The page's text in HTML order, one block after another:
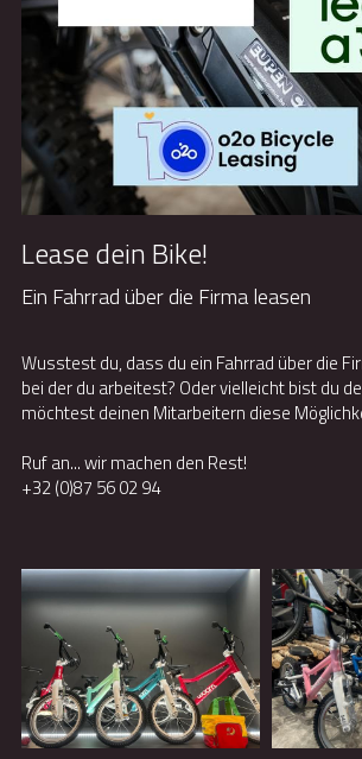
Lease dein Bike!
Ein Fahrrad über die Firma leasen
Wusstest du, dass du ein Fahrrad über die
bei der du arbeitest? Oder vielleicht bist du
möchtest deinen Mitarbeitern diese
Ruf an... wir machen den Rest!
+32 (0)87 56 02 94